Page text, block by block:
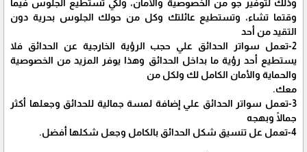
وذلك لتوفير جو من الخصوصية والأمان، ولكي تستطيع الجلوس فيما
وقتما تشاء، وتستطيع عائلتك وكل من حولك الجلوس بحرية دون
التقيد من أحد
2-تعمل سواتر الحدائق علي حجب الرؤية الخارجية عن الحدائق فلا
يستطيع أحد رؤية ما بداخل الحدائق وهذا يوفر المزيد من الخصوصية
والحماية والأمان الكامل لك ولكل من
معك.
3-تعمل سواتر الحدائق علي إضافة لمسة جمالية للحدائق وجعلها أكثر
جمالًا وبهجه
4-تعمل عل تنسيق شكل الحدائق بالكامل وجعل شكلها أفضل.